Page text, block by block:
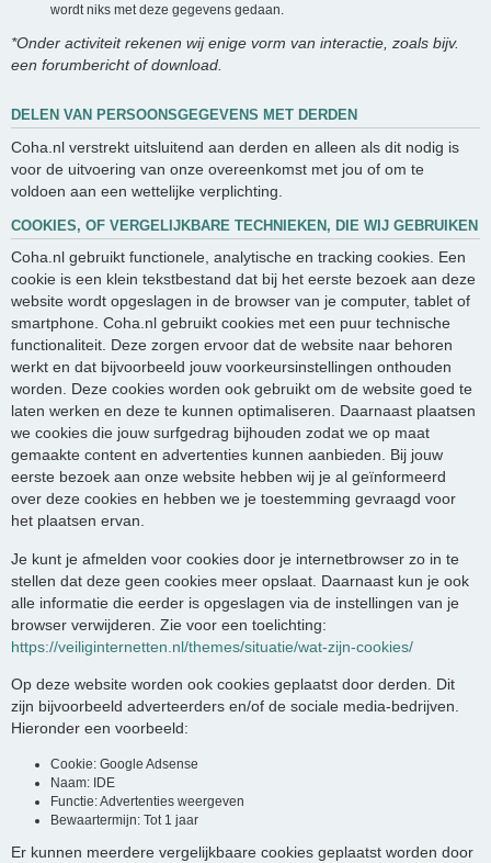
wordt niks met deze gegevens gedaan.
*Onder activiteit rekenen wij enige vorm van interactie, zoals bijv.
een forumbericht of download.
DELEN VAN PERSOONSGEGEVENS MET DERDEN
Coha.nl verstrekt uitsluitend aan derden en alleen als dit nodig is
voor de uitvoering van onze overeenkomst met jou of om te
voldoen aan een wettelijke verplichting.
COOKIES, OF VERGELIJKBARE TECHNIEKEN, DIE WIJ GEBRUIKEN
Coha.nl gebruikt functionele, analytische en tracking cookies. Een
cookie is een klein tekstbestand dat bij het eerste bezoek aan deze
website wordt opgeslagen in de browser van je computer, tablet of
smartphone. Coha.nl gebruikt cookies met een puur technische
functionaliteit. Deze zorgen ervoor dat de website naar behoren
werkt en dat bijvoorbeeld jouw voorkeursinstellingen onthouden
worden. Deze cookies worden ook gebruikt om de website goed te
laten werken en deze te kunnen optimaliseren. Daarnaast plaatsen
we cookies die jouw surfgedrag bijhouden zodat we op maat
gemaakte content en advertenties kunnen aanbieden. Bij jouw
eerste bezoek aan onze website hebben wij je al geïnformeerd
over deze cookies en hebben we je toestemming gevraagd voor
het plaatsen ervan.
Je kunt je afmelden voor cookies door je internetbrowser zo in te
stellen dat deze geen cookies meer opslaat. Daarnaast kun je ook
alle informatie die eerder is opgeslagen via de instellingen van je
browser verwijderen. Zie voor een toelichting:
https://veiliginternetten.nl/themes/situatie/wat-zijn-cookies/
Op deze website worden ook cookies geplaatst door derden. Dit
zijn bijvoorbeeld adverteerders en/of de sociale media-bedrijven.
Hieronder een voorbeeld:
Cookie: Google Adsense
Naam: IDE
Functie: Advertenties weergeven
Bewaartermijn: Tot 1 jaar
Er kunnen meerdere vergelijkbaare cookies geplaatst worden door